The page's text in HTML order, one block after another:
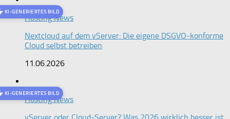
KI-GENERIERTES BILD
Hosting News
Nextcloud auf dem vServer: Die eigene DSGVO-konforme
Cloud selbst betreiben
11.06.2026
KI-GENERIERTES BILD
Hosting News